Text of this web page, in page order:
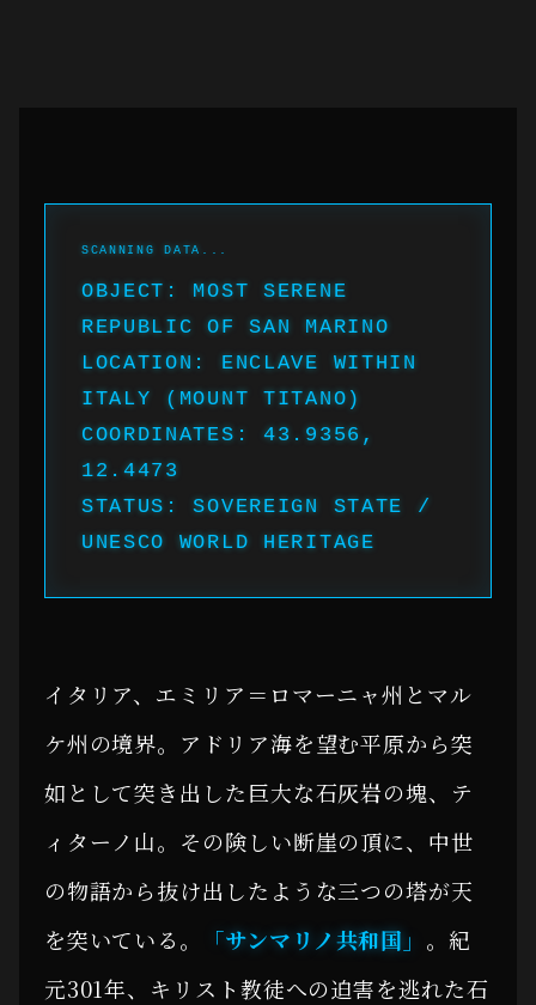
OBJECT: MOST SERENE
REPUBLIC OF SAN MARINO
LOCATION: ENCLAVE WITHIN
ITALY (MOUNT TITANO)
COORDINATES: 43.9356,
12.4473
STATUS: SOVEREIGN STATE /
UNESCO WORLD HERITAGE
イタリア、エミリア＝ロマーニャ州とマル
ケ州の境界。アドリア海を望む平原から突
如として突き出した巨大な石灰岩の塊、テ
ィターノ山。その険しい断崖の頂に、中世
の物語から抜け出したような三つの塔が天
を突いている。
「サンマリノ共和国」 。紀
元301年、キリスト教徒への迫害を逃れた石